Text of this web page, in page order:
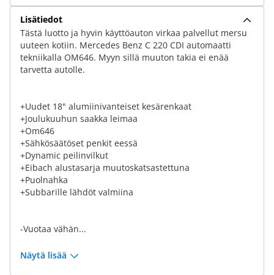
Lisätiedot
Tästä luotto ja hyvin käyttöauton virkaa palvellut mersu
uuteen kotiin. Mercedes Benz C 220 CDI automaatti
tekniikalla OM646. Myyn sillä muuton takia ei enää
tarvetta autolle.
+Uudet 18" alumiinivanteiset kesärenkaat
+Joulukuuhun saakka leimaa
+Om646
+Sähkösäätöset penkit eessä
+Dynamic peilinvilkut
+Eibach alustasarja muutoskatsastettuna
+Puolnahka
+Subbarille lähdöt valmiina
-Vuotaa vähän...
Näytä lisää